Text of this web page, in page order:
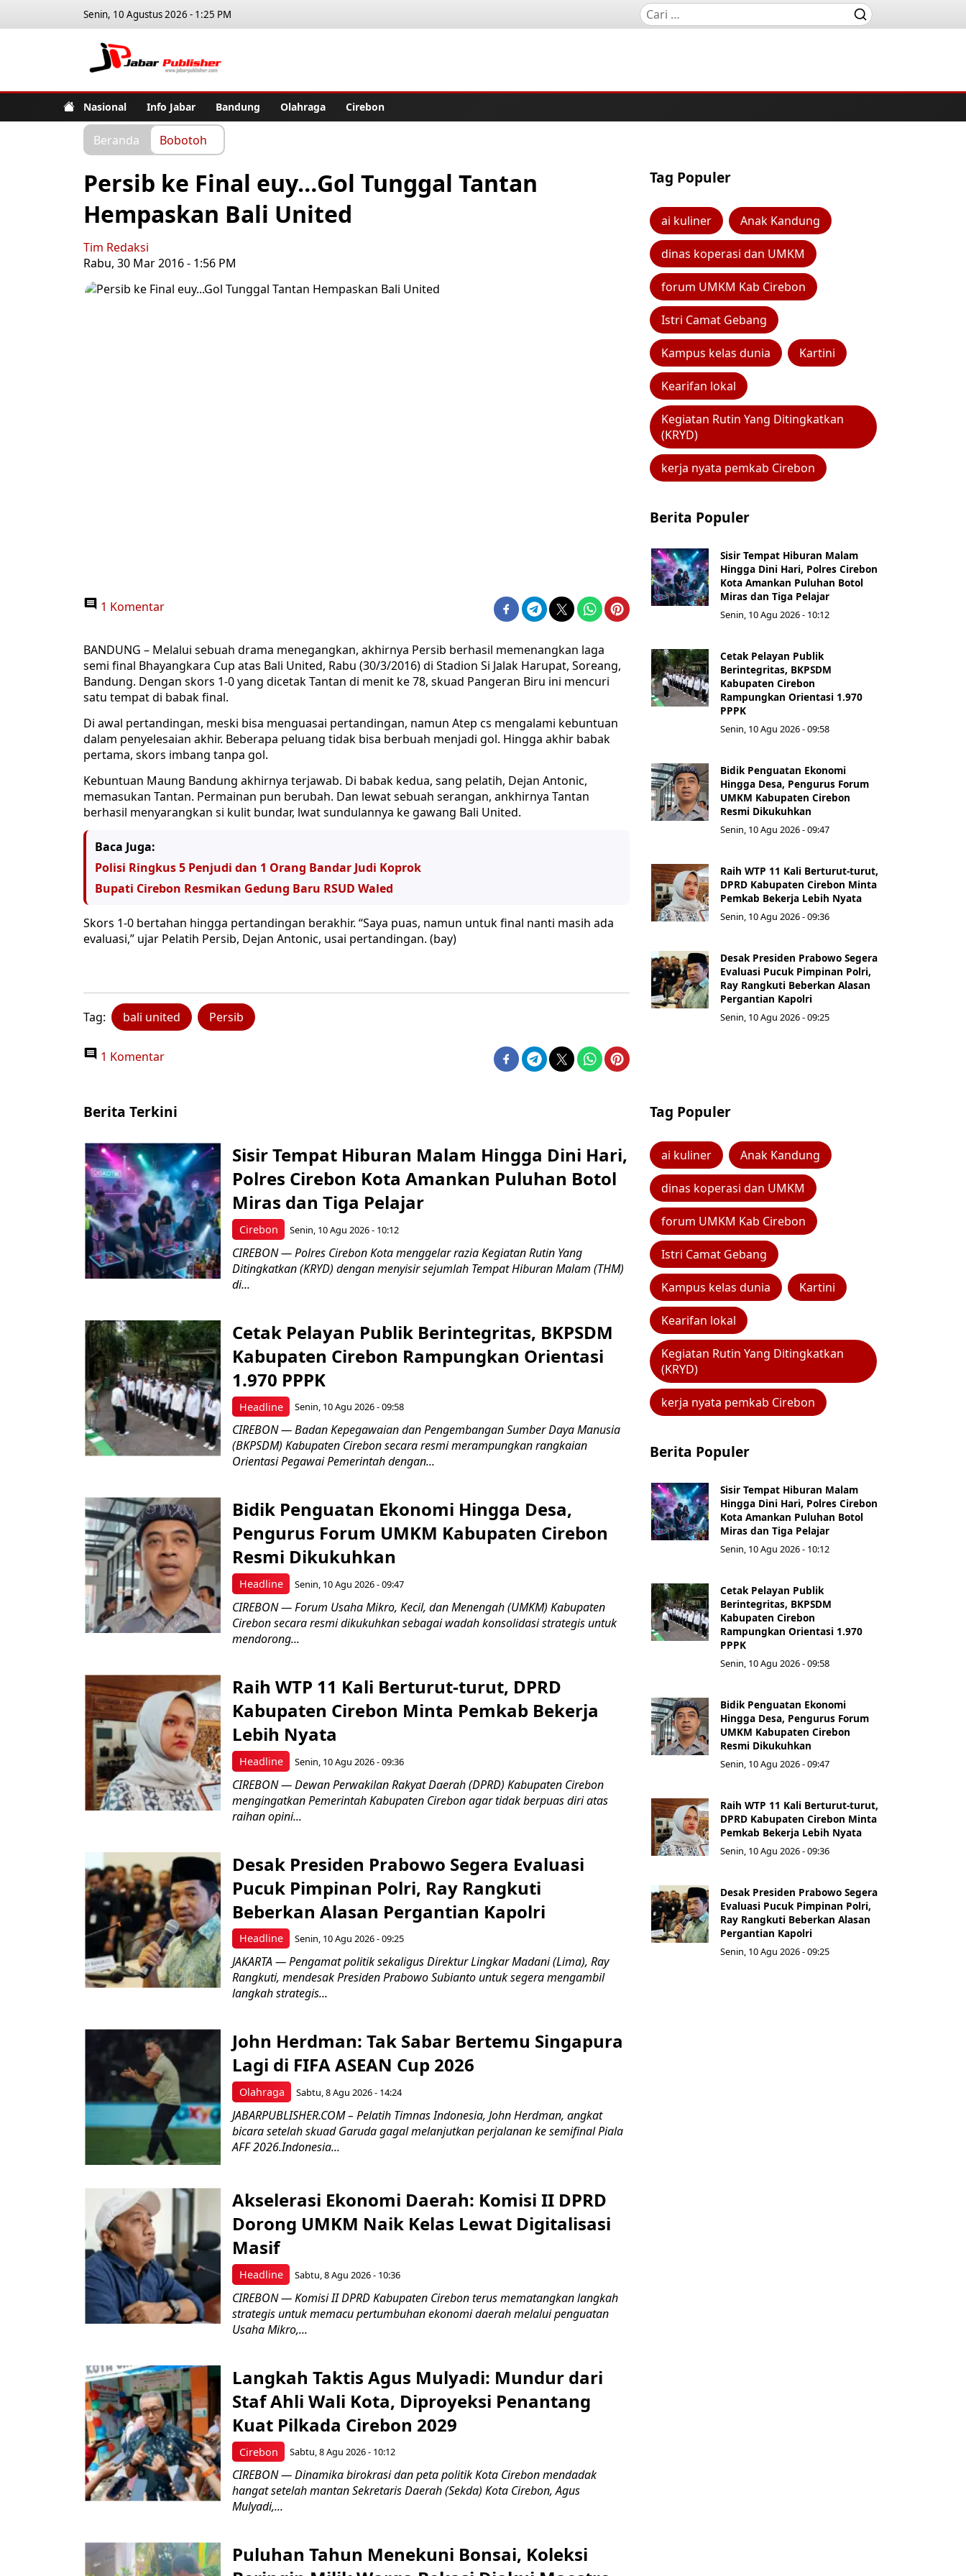
Senin, 10 Agustus 2026 - 1:25 PM
Nasional Info Jabar Bandung Olahraga Cirebon
Beranda Bobotoh
Persib ke Final euy…Gol Tunggal Tantan
Hempaskan Bali United
Tim Redaksi
Rabu, 30 Mar 2016 - 1:56 PM
1 Komentar
BANDUNG – Melalui sebuah drama menegangkan, akhirnya Persib berhasil memenangkan laga
semi final Bhayangkara Cup atas Bali United, Rabu (30/3/2016) di Stadion Si Jalak Harupat, Soreang,
Bandung. Dengan skors 1-0 yang dicetak Tantan di menit ke 78, skuad Pangeran Biru ini mencuri
satu tempat di babak final.
Di awal pertandingan, meski bisa menguasai pertandingan, namun Atep cs mengalami kebuntuan
dalam penyelesaian akhir. Beberapa peluang tidak bisa berbuah menjadi gol. Hingga akhir babak
pertama, skors imbang tanpa gol.
Kebuntuan Maung Bandung akhirnya terjawab. Di babak kedua, sang pelatih, Dejan Antonic,
memasukan Tantan. Permainan pun berubah. Dan lewat sebuah serangan, ankhirnya Tantan
berhasil menyarangkan si kulit bundar, lwat sundulannya ke gawang Bali United.
Baca Juga:
Polisi Ringkus 5 Penjudi dan 1 Orang Bandar Judi Koprok
Bupati Cirebon Resmikan Gedung Baru RSUD Waled
Skors 1-0 bertahan hingga pertandingan berakhir. “Saya puas, namun untuk final nanti masih ada
evaluasi,” ujar Pelatih Persib, Dejan Antonic, usai pertandingan. (bay)
Tag: bali united Persib
1 Komentar
Tag Populer
ai kuliner Anak Kandung
dinas koperasi dan UMKM
forum UMKM Kab Cirebon
Istri Camat Gebang
Kampus kelas dunia Kartini
Kearifan lokal
Kegiatan Rutin Yang Ditingkatkan
(KRYD)
kerja nyata pemkab Cirebon
Berita Populer
Sisir Tempat Hiburan Malam
Hingga Dini Hari, Polres Cirebon
Kota Amankan Puluhan Botol
Miras dan Tiga Pelajar
Senin, 10 Agu 2026 - 10:12
Cetak Pelayan Publik
Berintegritas, BKPSDM
Kabupaten Cirebon
Rampungkan Orientasi 1.970
PPPK
Senin, 10 Agu 2026 - 09:58
Bidik Penguatan Ekonomi
Hingga Desa, Pengurus Forum
UMKM Kabupaten Cirebon
Resmi Dikukuhkan
Senin, 10 Agu 2026 - 09:47
Raih WTP 11 Kali Berturut-turut,
DPRD Kabupaten Cirebon Minta
Pemkab Bekerja Lebih Nyata
Senin, 10 Agu 2026 - 09:36
Desak Presiden Prabowo Segera
Evaluasi Pucuk Pimpinan Polri,
Ray Rangkuti Beberkan Alasan
Pergantian Kapolri
Senin, 10 Agu 2026 - 09:25
Berita Terkini
Cirebon
Sisir Tempat Hiburan Malam Hingga Dini Hari,
Polres Cirebon Kota Amankan Puluhan Botol
Miras dan Tiga Pelajar
Senin, 10 Agu 2026 - 10:12
CIREBON — Polres Cirebon Kota menggelar razia Kegiatan Rutin Yang
Ditingkatkan (KRYD) dengan menyisir sejumlah Tempat Hiburan Malam (THM)
di...
Headline
Cetak Pelayan Publik Berintegritas, BKPSDM
Kabupaten Cirebon Rampungkan Orientasi
1.970 PPPK
Senin, 10 Agu 2026 - 09:58
CIREBON — Badan Kepegawaian dan Pengembangan Sumber Daya Manusia
(BKPSDM) Kabupaten Cirebon secara resmi merampungkan rangkaian
Orientasi Pegawai Pemerintah dengan...
Headline
Bidik Penguatan Ekonomi Hingga Desa,
Pengurus Forum UMKM Kabupaten Cirebon
Resmi Dikukuhkan
Senin, 10 Agu 2026 - 09:47
CIREBON — Forum Usaha Mikro, Kecil, dan Menengah (UMKM) Kabupaten
Cirebon secara resmi dikukuhkan sebagai wadah konsolidasi strategis untuk
mendorong...
Headline
Raih WTP 11 Kali Berturut-turut, DPRD
Kabupaten Cirebon Minta Pemkab Bekerja
Lebih Nyata
Senin, 10 Agu 2026 - 09:36
CIREBON — Dewan Perwakilan Rakyat Daerah (DPRD) Kabupaten Cirebon
mengingatkan Pemerintah Kabupaten Cirebon agar tidak berpuas diri atas
raihan opini...
Headline
Desak Presiden Prabowo Segera Evaluasi
Pucuk Pimpinan Polri, Ray Rangkuti
Beberkan Alasan Pergantian Kapolri
Senin, 10 Agu 2026 - 09:25
JAKARTA — Pengamat politik sekaligus Direktur Lingkar Madani (Lima), Ray
Rangkuti, mendesak Presiden Prabowo Subianto untuk segera mengambil
langkah strategis...
Olahraga
John Herdman: Tak Sabar Bertemu Singapura
Lagi di FIFA ASEAN Cup 2026
Sabtu, 8 Agu 2026 - 14:24
JABARPUBLISHER.COM – Pelatih Timnas Indonesia, John Herdman, angkat
bicara setelah skuad Garuda gagal melanjutkan perjalanan ke semifinal Piala
AFF 2026.Indonesia...
Headline
Akselerasi Ekonomi Daerah: Komisi II DPRD
Dorong UMKM Naik Kelas Lewat Digitalisasi
Masif
Sabtu, 8 Agu 2026 - 10:36
CIREBON — Komisi II DPRD Kabupaten Cirebon terus mematangkan langkah
strategis untuk memacu pertumbuhan ekonomi daerah melalui penguatan
Usaha Mikro,...
Cirebon
Langkah Taktis Agus Mulyadi: Mundur dari
Staf Ahli Wali Kota, Diproyeksi Penantang
Kuat Pilkada Cirebon 2029
Sabtu, 8 Agu 2026 - 10:12
CIREBON — Dinamika birokrasi dan peta politik Kota Cirebon mendadak
hangat setelah mantan Sekretaris Daerah (Sekda) Kota Cirebon, Agus
Mulyadi,...
Puluhan Tahun Menekuni Bonsai, Koleksi
Tag Populer
ai kuliner Anak Kandung
dinas koperasi dan UMKM
forum UMKM Kab Cirebon
Istri Camat Gebang
Kampus kelas dunia Kartini
Kearifan lokal
Kegiatan Rutin Yang Ditingkatkan
(KRYD)
kerja nyata pemkab Cirebon
Berita Populer
Sisir Tempat Hiburan Malam
Hingga Dini Hari, Polres Cirebon
Kota Amankan Puluhan Botol
Miras dan Tiga Pelajar
Senin, 10 Agu 2026 - 10:12
Cetak Pelayan Publik
Berintegritas, BKPSDM
Kabupaten Cirebon
Rampungkan Orientasi 1.970
PPPK
Senin, 10 Agu 2026 - 09:58
Bidik Penguatan Ekonomi
Hingga Desa, Pengurus Forum
UMKM Kabupaten Cirebon
Resmi Dikukuhkan
Senin, 10 Agu 2026 - 09:47
Raih WTP 11 Kali Berturut-turut,
DPRD Kabupaten Cirebon Minta
Pemkab Bekerja Lebih Nyata
Senin, 10 Agu 2026 - 09:36
Desak Presiden Prabowo Segera
Evaluasi Pucuk Pimpinan Polri,
Ray Rangkuti Beberkan Alasan
Pergantian Kapolri
Senin, 10 Agu 2026 - 09:25